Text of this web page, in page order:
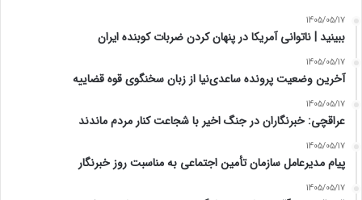
1405/05/17
‏ببینید | ناتوانی آمریکا در پنهان کردن ضربات کوبنده ایران
1405/05/17
آخرین وضعیت پرونده ساعدی‌نیا از زبان سخنگوی قوه قضاییه
1405/05/17
عراقچی: خبرنگاران در جنگ اخیر با شجاعت کنار مردم ماندند
1405/05/17
پیام مدیرعامل سازمان تأمین اجتماعی به مناسبت روز خبرنگار
1405/05/17